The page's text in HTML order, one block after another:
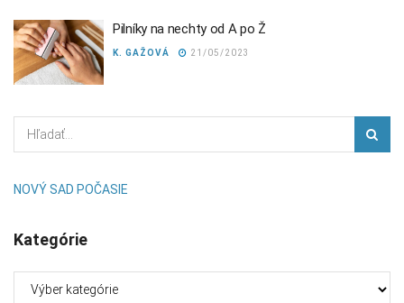
Pilníky na nechty od A po Ž
K. GAŽOVÁ 21/05/2023
NOVÝ SAD POČASIE
Kategórie